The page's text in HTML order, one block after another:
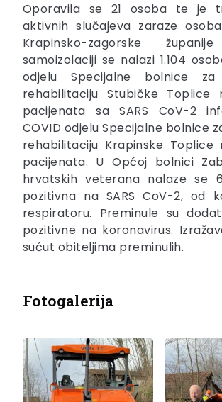
Oporavila se 21 osoba te je
aktivnih slučajeva zaraze
Krapinsko-zagorske
samoizolaciji se nalazi 1.104
odjelu Specijalne bolnice za
rehabilitaciju Stubičke Toplice
pacijenata sa SARS CoV-2
COVID odjelu Specijalne bolnice
rehabilitaciju Krapinske Toplice
pacijenata. U Općoj bolnici
hrvatskih veterana nalaze se
pozitivna na SARS CoV-2, od
respiratoru. Preminule su
pozitivne na koronavirus.
sućut obiteljima preminulih.
Fotogalerija